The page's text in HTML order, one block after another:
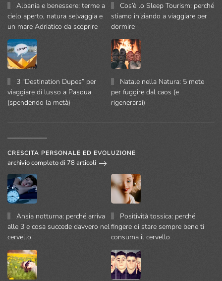
Albania e benessere: terme a
cielo aperto, natura selvaggia e
un mare Adriatico da scoprire
Cos’è lo Sleep Tourism: perché
stiamo iniziando a viaggiare per
dormire
3 “Destination Dupes” per
viaggiare di lusso a Pasqua
(spendendo la metà)
Natale nella Natura: 5 mete
per fuggire dal caos (e
rigenerarsi)
CRESCITA PERSONALE ED EVOLUZIONE
archivio completo di 78 articoli
Ansia notturna: perché arriva
alle 3 e cosa succede davvero nel
cervello
Positività tossica: perché
fingere di stare sempre bene ti
consuma il cervello